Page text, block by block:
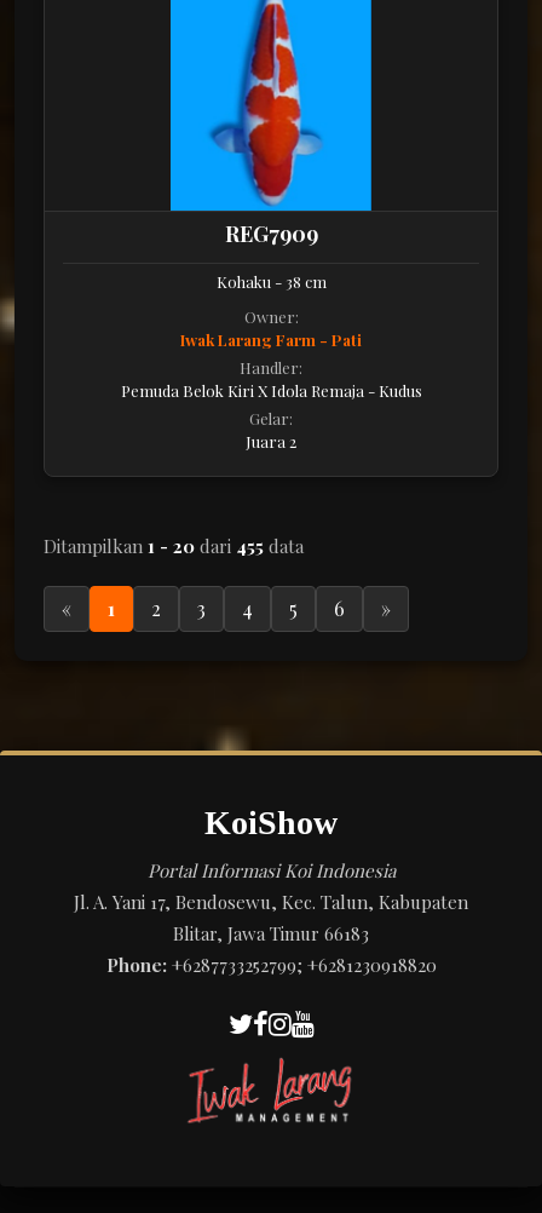
REG7909
Kohaku - 38 cm
Owner:
Iwak Larang Farm - Pati
Handler:
Pemuda Belok Kiri X Idola Remaja - Kudus
Gelar:
Juara 2
Ditampilkan 1 - 20 dari 455 data
« 1 2 3 4 5 6 »
KoiShow
Portal Informasi Koi Indonesia
Jl. A. Yani 17, Bendosewu, Kec. Talun, Kabupaten
Blitar, Jawa Timur 66183
Phone:+6287733252799; +6281230918820